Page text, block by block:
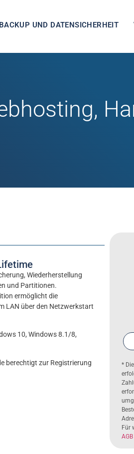
BACKUP UND DATENSICHERHEIT
Wiederherstellung
und Partitionen.
ermöglicht die
LAN über den Netzwerkstart
10, Windows 8.1/8,
berechtigt zur Registrierung
*
Für
AGB